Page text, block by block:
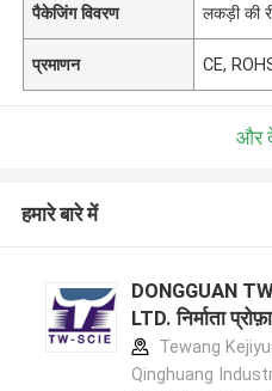
पैकेजिंग विवरण लकड़ी की
प्रमाणन CE,
और
हमारे बारे में
DONGGUAN
LTD. निर्माता
Tewang
Qinghuang